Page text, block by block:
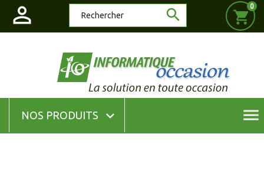
  shopping_cart
0
NOS PRODUITS  menu